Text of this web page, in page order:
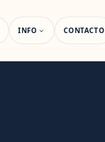
INFO CONTACTO